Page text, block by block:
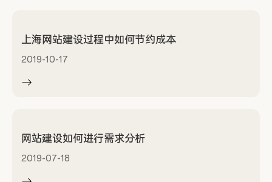
上海网站建设过程中如何节约成本
2019-10-17
网站建设如何进行需求分析
2019-07-18